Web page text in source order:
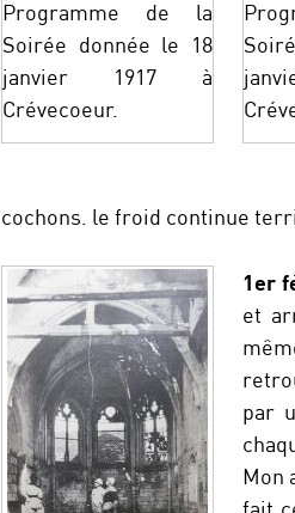
Programme de la
Soirée donnée le 18
janvier 1917 à
Crévecoeur.
cochons. le froid continue
1er
et
par
Mon